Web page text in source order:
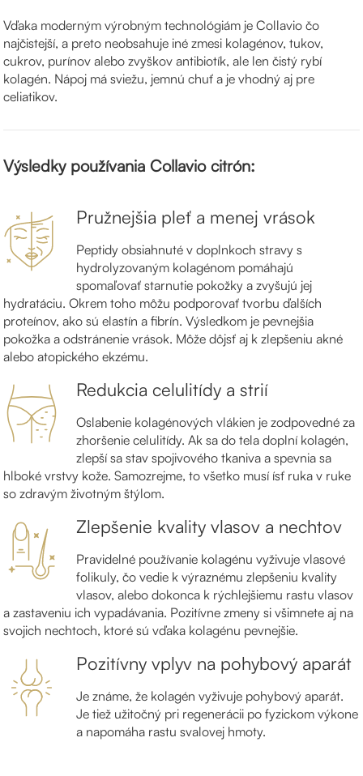
Vďaka moderným výrobným technológiám je Collavio čo
najčistejší, a preto neobsahuje iné zmesi kolagénov, tukov,
cukrov, purínov alebo zvyškov antibiotík, ale len čistý rybí
kolagén. Nápoj má sviežu, jemnú chuť a je vhodný aj pre
celiatikov.
Výsledky používania Collavio citrón:
Pružnejšia pleť a menej vrások
Peptidy obsiahnuté v doplnkoch stravy s
hydrolyzovaným kolagénom pomáhajú
spomaľovať starnutie pokožky a zvyšujú jej
hydratáciu. Okrem toho môžu podporovať tvorbu ďalších
proteínov, ako sú elastín a fibrín. Výsledkom je pevnejšia
pokožka a odstránenie vrások. Môže dôjsť aj k zlepšeniu akné
alebo atopického ekzému.
Redukcia celulitídy a strií
Oslabenie kolagénových vlákien je zodpovedné za
zhoršenie celulitídy. Ak sa do tela doplní kolagén,
zlepší sa stav spojivového tkaniva a spevnia sa
hlboké vrstvy kože. Samozrejme, to všetko musí ísť ruka v ruke
so zdravým životným štýlom.
Zlepšenie kvality vlasov a nechtov
Pravidelné používanie kolagénu vyživuje vlasové
folikuly, čo vedie k výraznému zlepšeniu kvality
vlasov, alebo dokonca k rýchlejšiemu rastu vlasov
a zastaveniu ich vypadávania. Pozitívne zmeny si všimnete aj na
svojich nechtoch, ktoré sú vďaka kolagénu pevnejšie.
Pozitívny vplyv na pohybový aparát
Je známe, že kolagén vyživuje pohybový aparát.
Je tiež užitočný pri regenerácii po fyzickom výkone
a napomáha rastu svalovej hmoty.